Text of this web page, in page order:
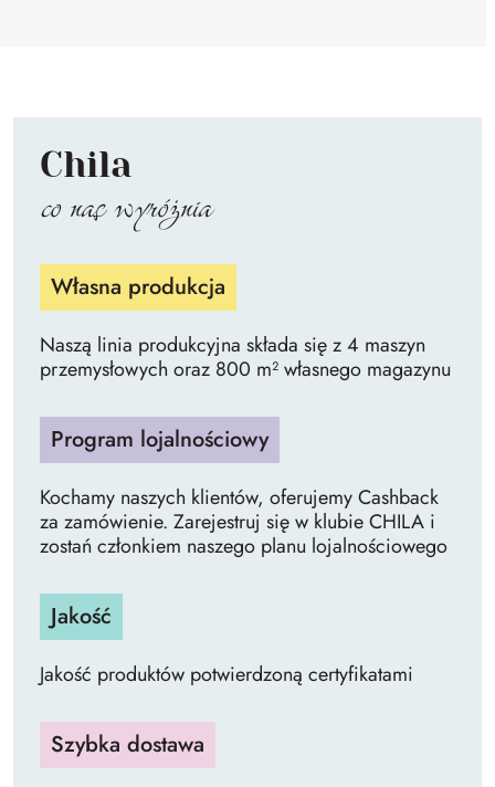
Chila
co nas wyróżnia
Własna produkcja
Naszą linia produkcyjna składa się z 4 maszyn
przemysłowych oraz 800 m² własnego magazynu
Program lojalnościowy
Kochamy naszych klientów, oferujemy Cashback
za zamówienie. Zarejestruj się w klubie CHILA i
zostań członkiem naszego planu lojalnościowego
Jakość
Jakość produktów potwierdzoną certyfikatami
Szybka dostawa